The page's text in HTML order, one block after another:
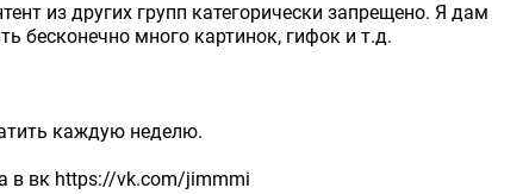
из других групп категорически запрещено. Я дам
бесконечно много картинок, гифок и т.д.
каждую неделю.
в вк https://vk.com/jimmmi